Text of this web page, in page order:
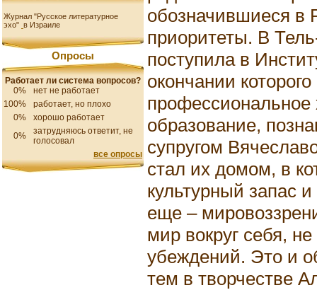
Журнал "Русское литературное
эхо" в Израиле
Опросы
Работает ли система вопросов?
0%
нет не работает
100%
работает, но плохо
0%
хорошо работает
0%
затрудняюсь ответит, не
голосовал
все опросы
обозначившиеся в
приоритеты. В
поступила в
окончании
профессиональное
образование,
супругом
стал их домом, в
культурный запас
еще –
мир вокруг себя,
убеждений. Это и
тем в творчестве